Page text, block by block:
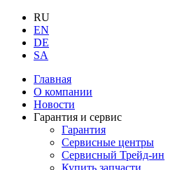
RU
EN
DE
SA
Главная
О компании
Новости
Гарантия и сервис
Гарантия
Сервисные центры
Сервисный Трейд-ин
Купить запчасти